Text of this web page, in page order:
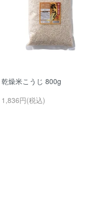
乾燥米こうじ 800g
1,836円(税込)